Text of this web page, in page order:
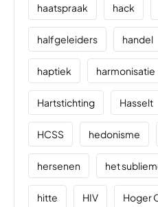
haatspraak hack
halfgeleiders handel
haptiek harmonisatie
Hartstichting Hasselt
HCSS hedonisme
hersenen het
hitte HIV Hoger